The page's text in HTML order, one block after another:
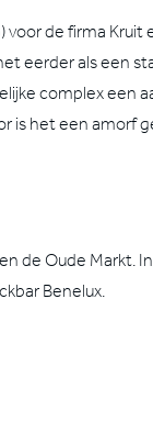
de firma Kruit
eerder als een
complex een
is het een amorf
de Oude Markt.
Benelux.